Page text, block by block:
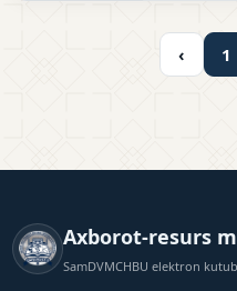
‹ 1
Axborot-resurs
SamDVMCHBU elektron